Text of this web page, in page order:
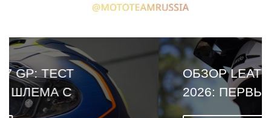
ОБЗОР LEATT CARDO VENTURE
2026: ПЕРВЫЙ ШЛЕМ СО
ВСТРОЕННОЙ ГАРНИТУРОЙ